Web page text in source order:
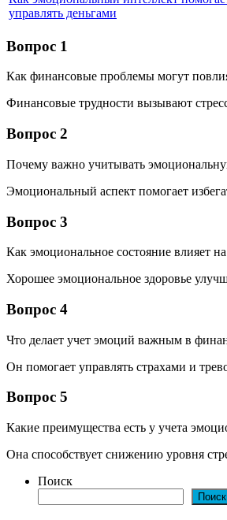
управлять деньгами
Вопрос 1
Как финансовые проблемы могут
Финансовые трудности вызывают
Вопрос 2
Почему важно учитывать
Эмоциональный аспект помогает
Вопрос 3
Как эмоциональное состояние влияет
Хорошее эмоциональное здоровье
Вопрос 4
Что делает учет эмоций важным в
Он помогает управлять страхами и
Вопрос 5
Какие преимущества есть у учета
Она способствует снижению уровня
Поиск
Поиск